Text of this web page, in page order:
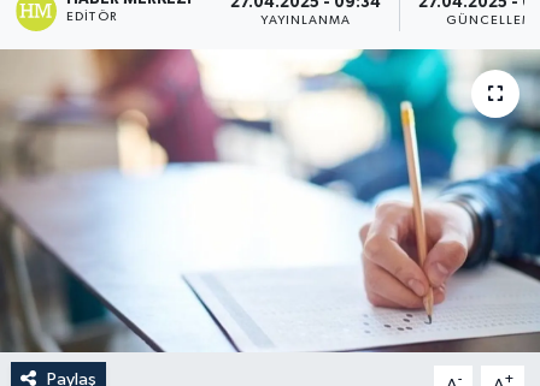
EDITÖR YAYINLANMA
Paylaş - +